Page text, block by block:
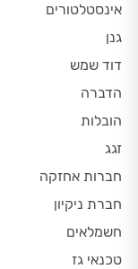
אינסטלטורים
גנן
דוד שמש
הדברה
הובלות
זגג
חברות אחזקה
חברת ניקיון
חשמלאים
טכנאי גז